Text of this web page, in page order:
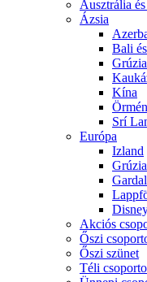
Ausztrália
Ázsia
Bali
Grúzia
Kína
Srí
Európa
Izland
Grúzia
Akciós
Őszi
Őszi szünet
Téli